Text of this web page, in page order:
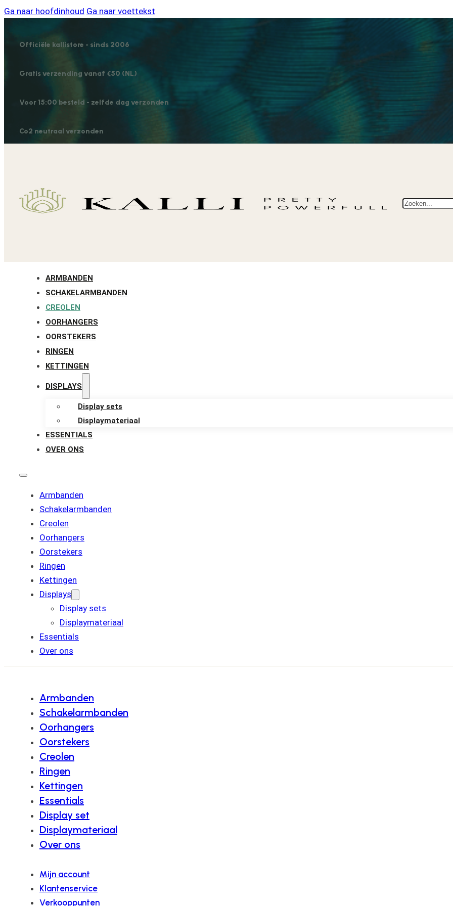
Ga naar hoofdinhoud Ga naar voettekst
Officiële kallistore - sinds 2006
Gratis verzending vanaf €50 (NL)
Voor 15:00 besteld - zelfde dag verzonden
Co2 neutraal verzonden
Zoeken
ARMBANDEN
SCHAKELARMBANDEN
CREOLEN
OORHANGERS
OORSTEKERS
RINGEN
KETTINGEN
DISPLAYS
Display sets
Displaymateriaal
ESSENTIALS
OVER ONS
Armbanden
Schakelarmbanden
Creolen
Oorhangers
Oorstekers
Ringen
Kettingen
Displays
Display sets
Displaymateriaal
Essentials
Over ons
Armbanden
Schakelarmbanden
Oorhangers
Oorstekers
Creolen
Ringen
Kettingen
Essentials
Display set
Displaymateriaal
Over ons
Mijn account
Klantenservice
Verkooppunten